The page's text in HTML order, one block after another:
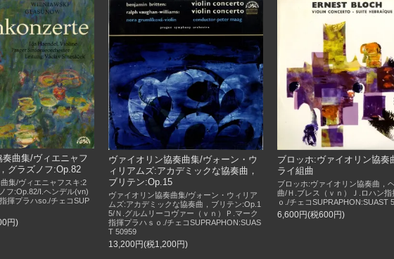
奏曲集/ヴィエニャフ
グラズノフ:Op.82
集/ヴィエニャフスキ:2
フ:Op.82/I.ヘンデル(vn)
揮プラハso./チェコSUP
円)
ヴァイオリン協奏曲集/ヴォーン・ウ
ィリアムズ:アカデミックな協奏曲，
ブリテン:Op.15
ヴァイオリン協奏曲集/ヴォーン・ウィリア
ムズ:アカデミックな協奏曲，ブリテン:Op.1
5/Ｎ.グルムリーコヴァー（ｖｎ）Ｐ.マーク
指揮プラハｓｏ./チェコSUPRAPHON:SUAS
T 50959
13,200円(税1,200円)
ブロッホ:ヴァイオリン協奏
ライ組曲
ブロッホ:ヴァイオリン協奏曲，
曲/Ｈ.ブレス（ｖｎ）Ｊ.ロハン指
ｏ./チェコSUPRAPHON:SUAST
6,600円(税600円)